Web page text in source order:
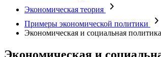
Экономическая теория
Примеры экономической политики
Экономическая и социальная